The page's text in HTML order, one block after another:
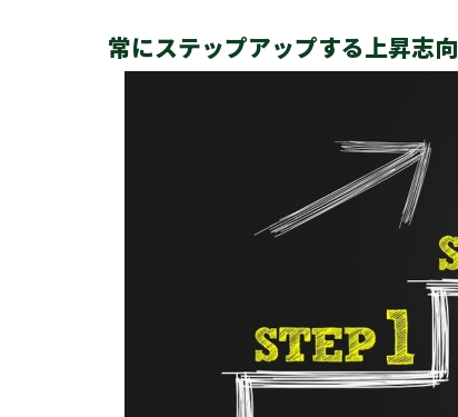
常にステップアップする上昇志向